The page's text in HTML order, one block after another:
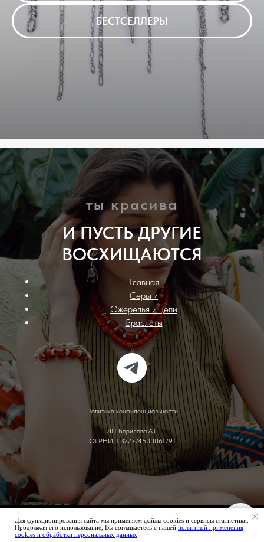
БЕСТСЕЛЛЕРЫ
ты красива
И ПУСТЬ ДРУГИЕ
ВОСХИЩАЮТСЯ
Главная
Серьги
Ожерелья и цепи
Браслеты
Политика конфиденциальности
ИП Борисова А.Г.
ОГРНИП 322774600061791
Для функционирования сайта мы применяем файлы cookies и сервисы статистики.
Продолжая его использование, Вы соглашаетесь с нашей политикой применения
cookies и обработки персональных данных
Made on Tilda